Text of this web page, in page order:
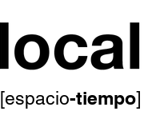
[espacio-tiempo]